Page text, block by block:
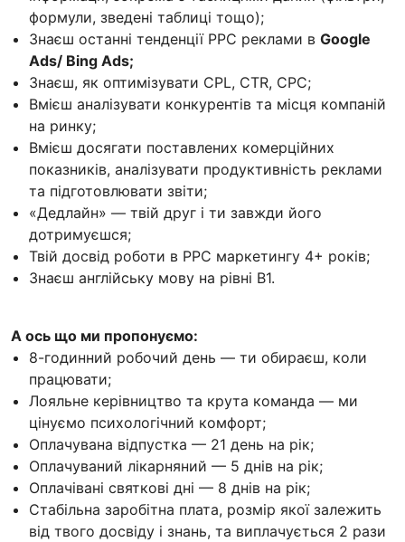
формули, зведені таблиці тощо);
Знаєш останні тенденції PPC реклами в Google
Ads/ Bing Ads;
Знаєш, як оптимізувати CPL, CTR, CPC;
Вмієш аналізувати конкурентів та місця компаній
на ринку;
Вмієш досягати поставлених комерційних
показників, аналізувати продуктивність реклами
та підготовлювати звіти;
«Дедлайн» — твій друг і ти завжди його
дотримуєшся;
Твій досвід роботи в PPC маркетингу 4+ років;
Знаєш англійську мову на рівні В1.
А ось що ми пропонуємо:
8-годинний робочий день — ти обираєш, коли
працювати;
Лояльне керівництво та крута команда — ми
цінуємо психологічний комфорт;
Оплачувана відпустка — 21 день на рік;
Оплачуваний лікарняний — 5 днів на рік;
Оплачівані святкові дні — 8 днів на рік;
Cтабільна заробітна плата, розмір якої залежить
від твого досвіду і знань, та виплачується 2 рази